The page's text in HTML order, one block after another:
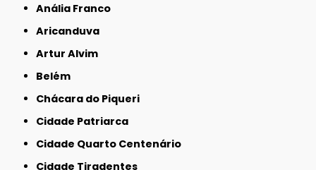
Anália Franco
Aricanduva
Artur Alvim
Belém
Chácara do Piqueri
Cidade Patriarca
Cidade Quarto Centenário
Cidade Tiradentes